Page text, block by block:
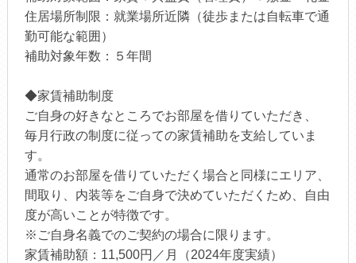
住居場所制限：就業場所近隣（徒歩または自転車で通
勤可能な範囲）
補助対象年数：５年間
◆家賃補助制度
ご自身の好きなところでお部屋を借りていただき、
毎月行政の制度に従っての家賃補助を支給していま
す。
通常のお部屋を借りていただく場合と同様にエリア、
間取り、内装等をご自身で決めていただくため、自由
度が高いことが特徴です。
※ご自身名義でのご契約の場合に限ります。
家賃補助額：11,500円／月（2024年度実績）